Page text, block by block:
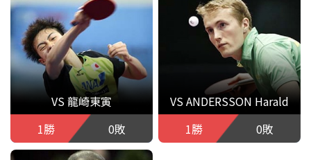
VS 龍崎東寅
1勝
0敗
VS ANDERSSON Harald
1勝
0敗